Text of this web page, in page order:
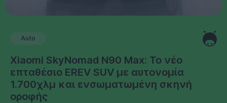
Auto
Xiaomi SkyNomad N90 Max: Το νέο
επταθέσιο EREV SUV με αυτονομία
1.700χλμ και ενσωματωμένη σκηνή
οροφής